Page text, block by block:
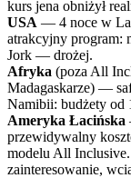
kurs jena obniżył
USA — 4 noce w
atrakcyjny program:
Jork — drożej.
Afryka (poza All
Madagaskarze) —
Namibii: budżety od
Ameryka Łacińska
przewidywalny
modelu All
zainteresowanie,